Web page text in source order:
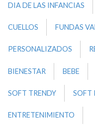
DIA DE LAS INFANCIAS
CUELLOS FUNDAS
PERSONALIZADOS
BIENESTAR BEBE
SOFT TRENDY SOFT
ENTRETENIMIENTO